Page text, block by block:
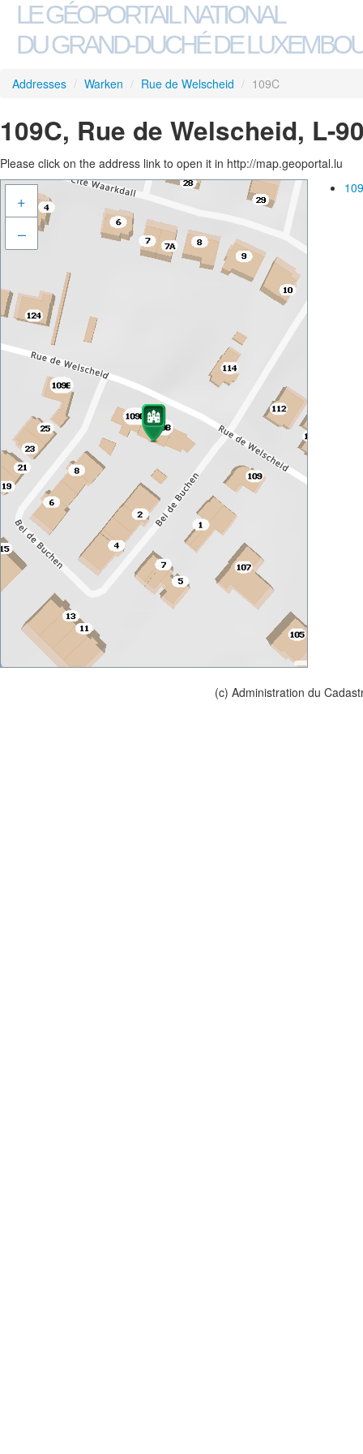
LE GÉOPORTAIL NATIONAL
DU GRAND-DUCHÉ DE
Addresses / Warken / Rue de Welscheid / 109C
109C, Rue de Welscheid, L-
Please click on the address link to open it in http://map.geoportal.lu
+
–
(c) Administration du